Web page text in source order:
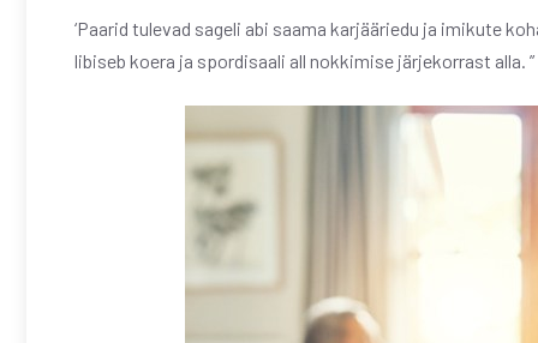
‘Paarid tulevad sageli abi saama karjääriedu ja imikute
libiseb koera ja spordisaali all nokkimise järjekorrast alla. ”